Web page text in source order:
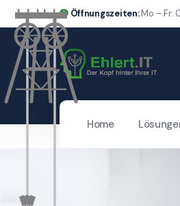
Öffnungszeiten:Mo – Fr:
Home